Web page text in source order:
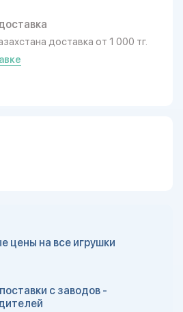
доставка от 1 000 тг.
цены на все игрушки
с заводов -